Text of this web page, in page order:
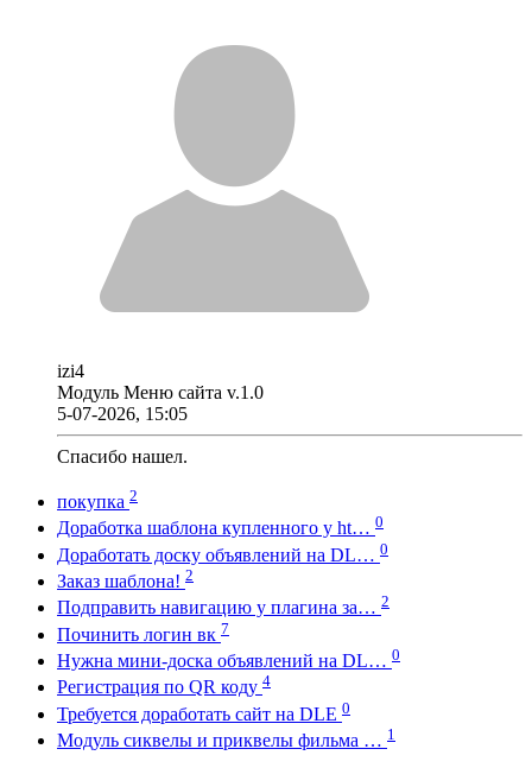
izi4
Модуль Меню сайта v.1.0
5-07-2026, 15:05
Спасибо нашел.
покупка 2
Доработка шаблона купленного у ht… 0
Доработать доску объявлений на DL… 0
Заказ шаблона! 2
Подправить навигацию у плагина за… 2
Починить логин вк 7
Нужна мини-доска объявлений на DL… 0
Регистрация по QR коду 4
Требуется доработать сайт на DLE 0
Модуль сиквелы и приквелы фильма … 1